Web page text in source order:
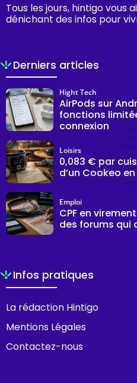
Tous les jours, hintigo vous
dénichant des infos pour
Derniers articles
AirPods sur
fonctions
connexion
Hight Tech
0,083 € par
d’un Cookeo
Loisirs
CPF en
des forums qui
Emploi
Infos pratiques
La rédaction Hintigo
Mentions Légales
Contactez-nous